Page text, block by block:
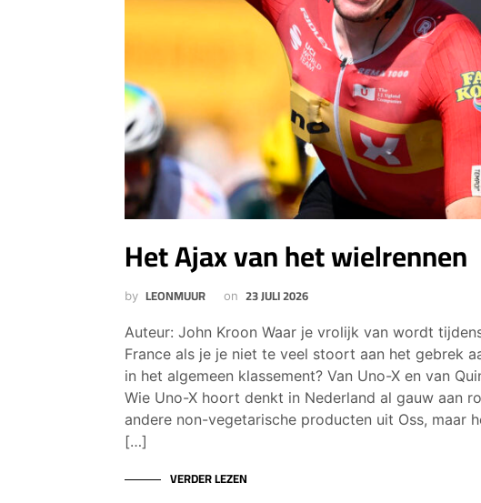
Het Ajax van het wielrennen
by LEONMUUR on 23 JULI 2026
Auteur: John Kroon Waar je vrolijk van wordt
France als je je niet te veel stoort aan het gebrek
in het algemeen klassement? Van Uno-X en van
Wie Uno-X hoort denkt in Nederland al gauw aan
andere non-vegetarische producten uit Oss, maar
[…]
VERDER LEZEN